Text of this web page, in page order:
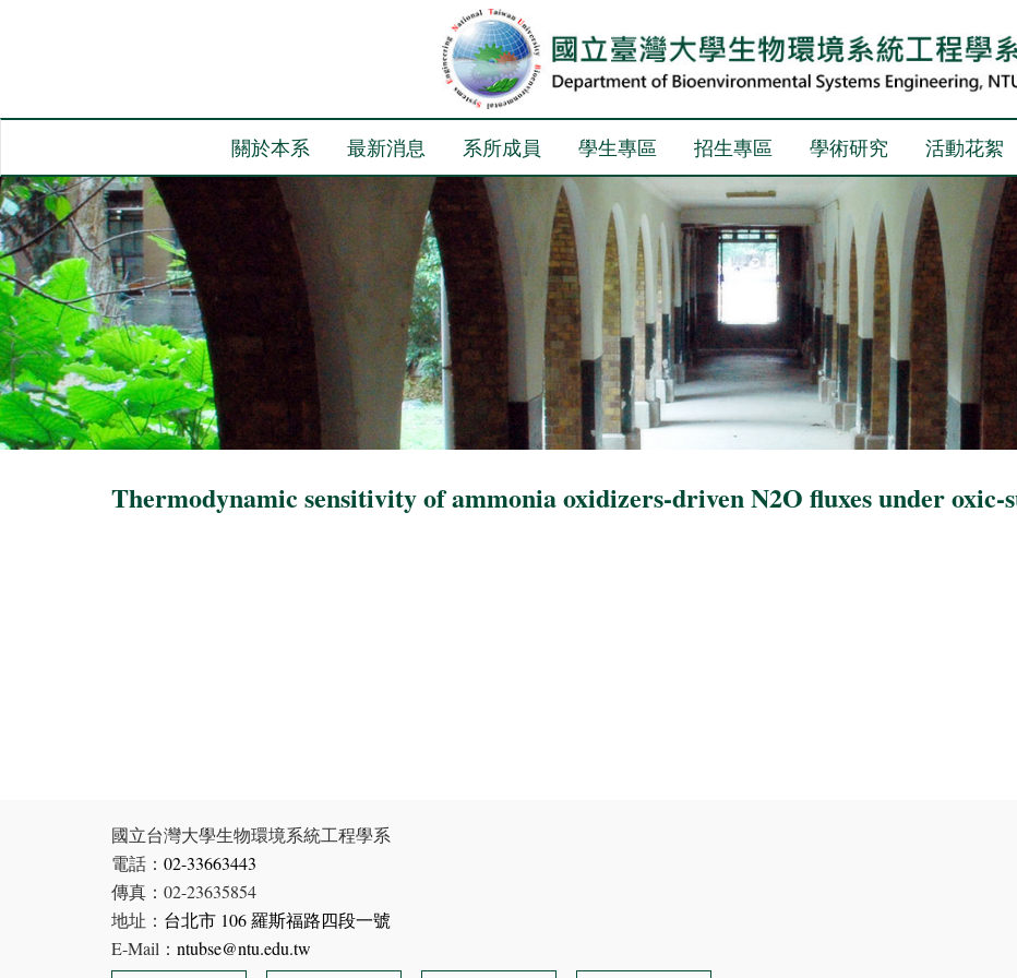
關於本系 最新消息 系所成員 學生專區 招生專區 學術研究 活動花絮
Thermodynamic sensitivity of ammonia oxidizers-driven N2O fluxes under oxic-
國立台灣大學生物環境系統工程學系
電話： 02-33663443
傳真：02-23635854
地址： 台北市 106 羅斯福路四段一號
E-Mail： ntubse@ntu.edu.tw